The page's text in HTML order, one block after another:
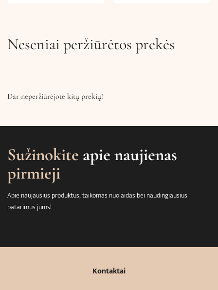
Neseniai peržiūrėtos prekės
Dar neperžiūrėjote kitų prekių!
Sužinokite apie naujienas
pirmieji
Apie naujausius produktus, taikomas nuolaidas bei naudingiausius
patarimus jums!
Kontaktai